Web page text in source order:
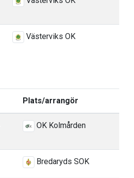
Västerviks OK
Plats/arrangör
OK Kolmården
Bredaryds SOK